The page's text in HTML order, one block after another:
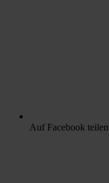
Auf Facebook teilen